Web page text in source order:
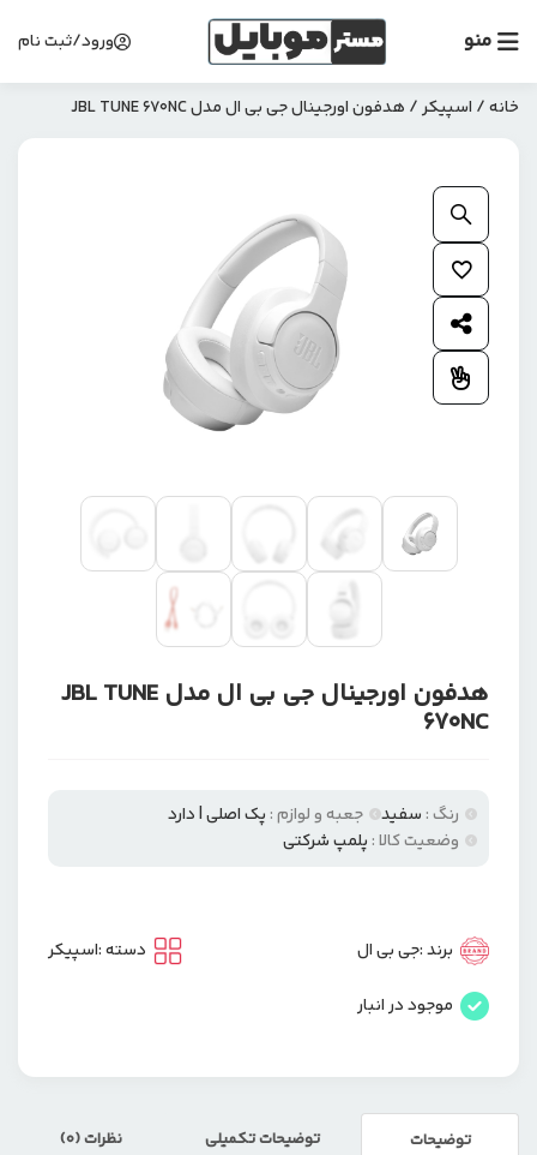
منو ورود/ثبت نام
خانه/ اسپیکر/ هدفون اورجینال جی بی ال مدل JBL TUNE 670NC
هدفون اورجینال جی بی ال مدل JBL TUNE
670NC
رنگ : سفید جعبه و لوازم : پک اصلی | دارد
وضعیت کالا : پلمپ شرکتی
برند :جی بی ال
موجود در انبار
دسته :اسپیکر
بزرگنمایی محصول
افزودن به علاقمندی ها
اشتراک گذاری محصول
افزودن به مقایسه
توضیحات توضیحات تکمیلی نظرات (0)